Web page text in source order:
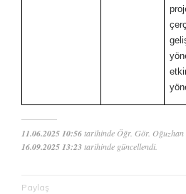
11.06.2025 10:56tarihinde Öğr. Gör. Oğuzhan
16.09.2025 13:23tarihinde güncellendi.
Paylaş